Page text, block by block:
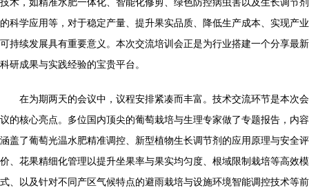
的科学应用等，对于稳定产量、提升果实品质、降低生产成本、实现产业
可持续发展具有重要意义。本次交流培训会正是为行业搭建一个分享最新
科研成果与实践经验的宝贵平台。
在为期两天的会议中，议程安排紧凑而丰富。技术交流环节是本次会
议的核心亮点。多位国内顶尖的葡萄栽培与生理专家做了专题报告，内容
涵盖了葡萄光温水肥精准调控、新型植物生长调节剂的应用原理与安全评
价、花果精细化管理以提升坐果率与果实均匀度、根域限制栽培等高效模
式、以及针对不同产区气候特点的避雨栽培与设施环境智能调控技术等前